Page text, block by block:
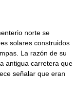
norte se
solares construidos
La razón de su
antigua carretera que
señalar que eran